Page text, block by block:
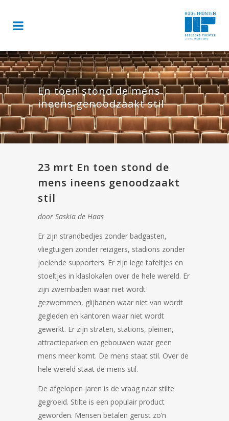
En toen stond de mens
ineens genoodzaakt stil
23 mrt En toen stond de
mens ineens genoodzaakt
stil
door Saskia de Haas
Er zijn strandbedjes zonder badgasten,
vliegtuigen zonder reizigers, stadions zonder
joelende supporters. Er zijn lege tafeltjes en
stoeltjes in klaslokalen over de hele wereld. Er
zijn zwembaden waar niet wordt
gezwommen, glijbanen waar niet van wordt
gegleden en kantoren waar niet wordt
gewerkt. Er zijn straten, stations, pleinen,
attractieparken en gebouwen waar geen
mens meer komt. De mens staat stil. Over de
hele wereld staat de mens stil.
De afgelopen jaren is de vraag naar stilte
gegroeid. Stilte is een populair product
geworden. Mensen betalen gerust zo’n